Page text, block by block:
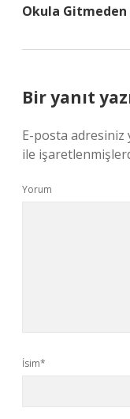
Okula Gitmeden
Bir yanıt
E-posta adresiniz
ile
Yorum
İsim*